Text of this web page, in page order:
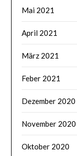
Mai 2021
April 2021
März 2021
Feber 2021
Dezember 2020
November 2020
Oktober 2020